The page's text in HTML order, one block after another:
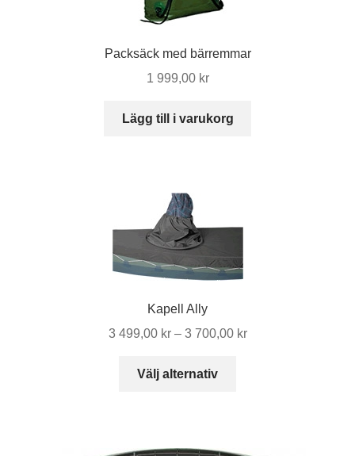
Packsäck med bärremmar
1 999,00 kr
Lägg till i varukorg
Kapell Ally
3 499,00 kr – 3 700,00 krPrisintervall:
Välj alternativ